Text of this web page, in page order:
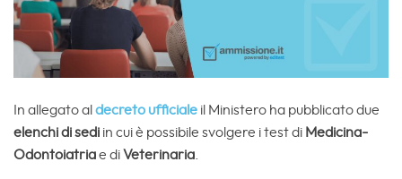
In allegato al decreto ufficiale il Ministero ha pubblicato due
elenchi di sedi in cui è possibile svolgere i test di Medicina-
Odontoiatriae di Veterinaria